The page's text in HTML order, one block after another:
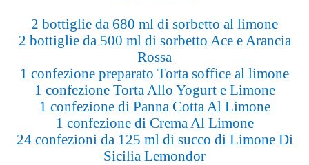
2 bottiglie da 680 ml di sorbetto al limone
2 bottiglie da 500 ml di sorbetto Ace e Arancia
Rossa
1 confezione preparato Torta soffice al limone
1 confezione Torta Allo Yogurt e Limone
1 confezione di Panna Cotta Al Limone
1 confezione di Crema Al Limone
24 confezioni da 125 ml di succo di Limone Di
Sicilia Lemondor